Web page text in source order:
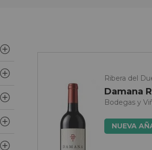
Ribera del
Damana
Bodegas y
NUEVA